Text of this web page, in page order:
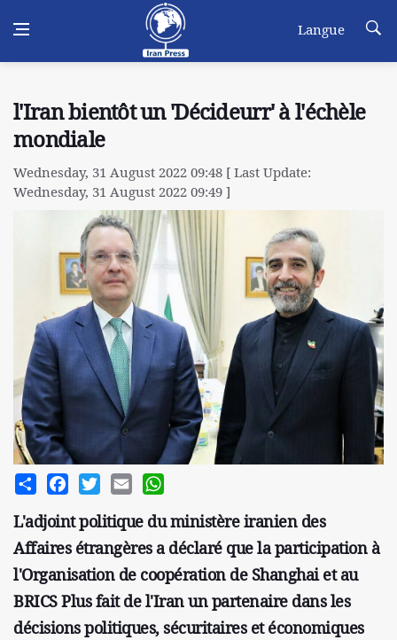
Langue
l'Iran bientôt un 'Décideurr' à l'échèle
mondiale
Wednesday, 31 August 2022 09:48 [ Last Update:
Wednesday, 31 August 2022 09:49 ]
Share FacebookTwitterEmail
L'adjoint politique du ministère iranien des
Affaires étrangères a déclaré que la participation à
l'Organisation de coopération de Shanghai et au
BRICS Plus fait de l'Iran un partenaire dans les
décisions politiques, sécuritaires et économiques